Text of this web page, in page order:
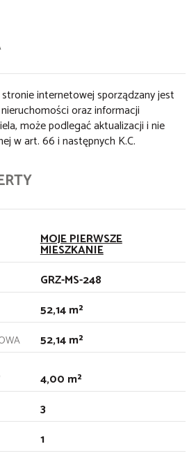
internetowej sporządzany jest
oraz informacji
może podlegać aktualizacji i nie
w art. 66 i następnych K.C.
MOJE PIERWSZE
MIESZKANIE
GRZ-MS-248
52,14 m²
52,14 m²
4,00 m²
3
1